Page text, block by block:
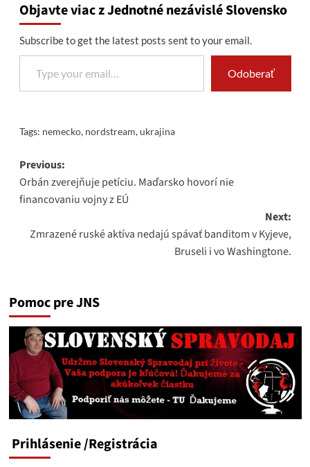
Objavte viac z Jednotné nezávislé Slovensko
Subscribe to get the latest posts sent to your email.
Type your email…
Odoberať
Tags: nemecko, nordstream,ukrajina
Post
navigation
Previous:
Orbán zverejňuje petíciu. Maďarsko hovorí nie
financovaniu vojny z EÚ
Next:
Zmrazené ruské aktíva nedajú spávať banditom v Kyjeve,
Bruseli i vo Washingtone.
Pomoc pre JNS
Prihlásenie/Registrácia